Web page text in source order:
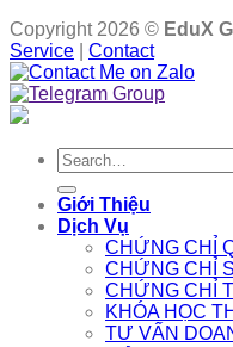
Copyright 2026 © EduX
Service
Contact
Search
for:
Giới Thiệu
Dịch Vụ
CHỨNG CHỈ
CHỨNG CHỈ
CHỨNG CHỈ
KHÓA HỌC
TƯ VẤN